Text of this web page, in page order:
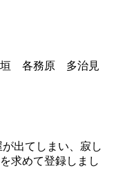
各務原 多治見
出てしまい、寂し
求めて登録しまし